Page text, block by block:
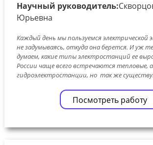
Научный руководитель:
Юрьевна
Каждый день мы пользуемся электрической
не задумываясь, откуда она берется. И уж
думаем, какие типы электростанций ее
России чаще всего встречаются тепловые,
гидроэлектростанции, но так же
Посмотреть работу